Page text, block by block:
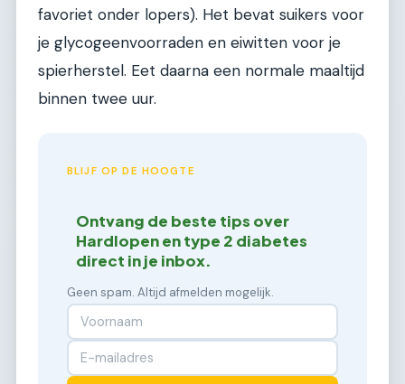
favoriet onder lopers). Het bevat suikers voor
je glycogeenvoorraden en eiwitten voor je
spierherstel. Eet daarna een normale maaltijd
binnen twee uur.
BLIJF OP DE HOOGTE
Ontvang de beste tips over
Hardlopen en type 2 diabetes
direct in je inbox.
Geen spam. Altijd afmelden mogelijk.